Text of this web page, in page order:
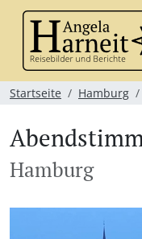
Startseite Hamburg
Hamburg